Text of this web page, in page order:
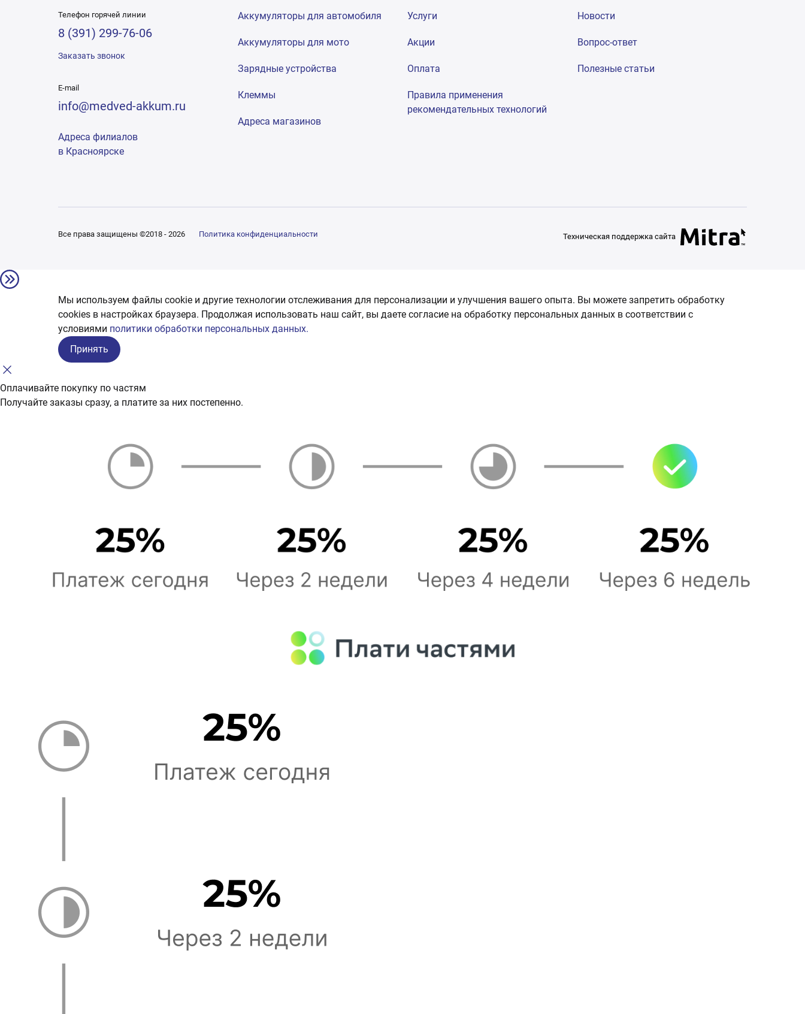
Телефон горячей линии
8 (391) 299-76-06
Заказать звонок
E-mail
info@medved-akkum.ru
Адреса филиалов
в Красноярске
Аккумуляторы для автомобиля
Аккумуляторы для мото
Зарядные устройства
Клеммы
Адреса магазинов
Услуги
Акции
Оплата
Правила применения
рекомендательных технологий
Новости
Вопрос-ответ
Полезные статьи
Все права защищены ©2018 - 2026 Политика конфиденциальности Техническая поддержка сайта
Мы используем файлы cookie и другие технологии отслеживания для персонализации и улучшения вашего опыта. Вы можете запретить обработку
сookies в настройках браузера. Продолжая использовать наш сайт, вы даете согласие на обработку персональных данных в соответствии с
условиями политики обработки персональных данных.
Принять
Оплачивайте покупку по частям
Получайте заказы сразу, а платите за них постепенно.